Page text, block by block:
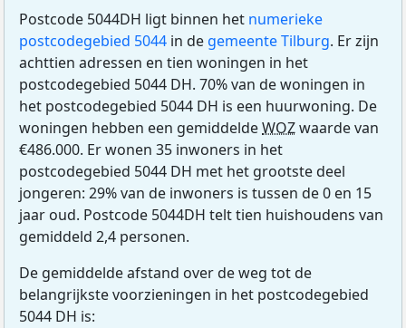
Postcode 5044DH ligt binnen het numerieke
postcodegebied 5044 in de gemeente Tilburg. Er zijn
achttien adressen en tien woningen in het
postcodegebied 5044 DH. 70% van de woningen in
het postcodegebied 5044 DH is een huurwoning. De
woningen hebben een gemiddeldeWOZwaarde van
€486.000. Er wonen 35 inwoners in het
postcodegebied 5044 DH met het grootste deel
jongeren: 29% van de inwoners is tussen de 0 en 15
jaar oud. Postcode 5044DH telt tien huishoudens van
gemiddeld 2,4 personen.
De gemiddelde afstand over de weg tot de
belangrijkste voorzieningen in het postcodegebied
5044 DH is: